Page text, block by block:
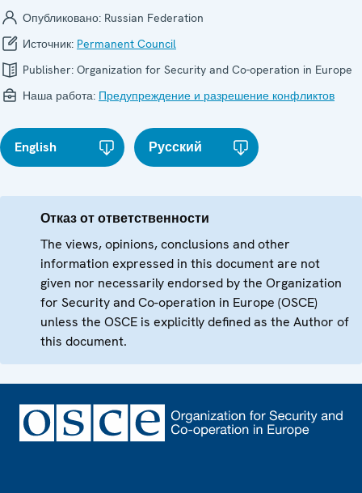
Опубликовано: Russian Federation
Источник: Permanent Council
Publisher: Organization for Security and Co-operation in Europe
Наша работа: Предупреждение и разрешение конфликтов
English Русский
Отказ от ответственности
The views, opinions, conclusions and other
information expressed in this document are not
given nor necessarily endorsed by the Organization
for Security and Co-operation in Europe (OSCE)
unless the OSCE is explicitly defined as the Author of
this document.